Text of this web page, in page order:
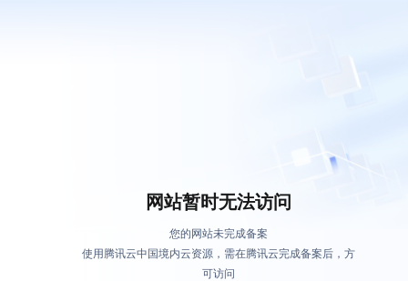
网站暂时无法访问
您的网站未完成备案
使用腾讯云中国境内云资源，需在腾讯云完成备案后，方
可访问